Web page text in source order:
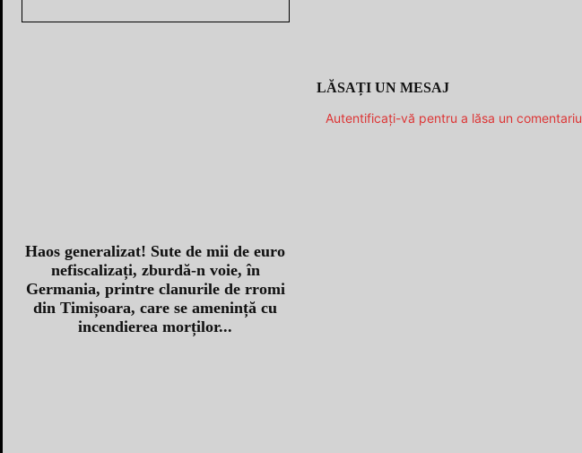
Haos generalizat! Sute de mii de euro
nefiscalizați, zburdă-n voie, în
Germania, printre clanurile de rromi
din Timișoara, care se amenință cu
incendierea morților...
LĂSAȚI UN MESAJ
Autentificați-vă pentru a lăsa un comentariu